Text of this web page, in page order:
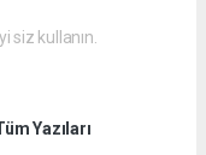
siz kullanın.
Yazıları